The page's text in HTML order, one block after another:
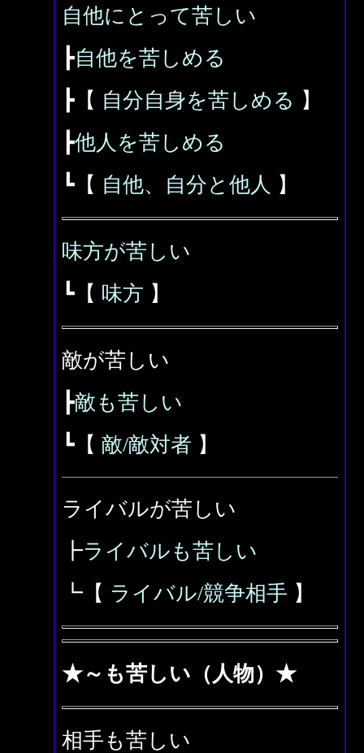
自他にとって苦しい
┣自他を苦しめる
┣【 自分自身を苦しめる 】
┣他人を苦しめる
┗【 自他、自分と他人 】
味方が苦しい
┗【 味方 】
敵が苦しい
┣敵も苦しい
┗【 敵/敵対者 】
ライバルが苦しい
┣ライバルも苦しい
┗【 ライバル/競争相手 】
★～も苦しい（人物）★
相手も苦しい